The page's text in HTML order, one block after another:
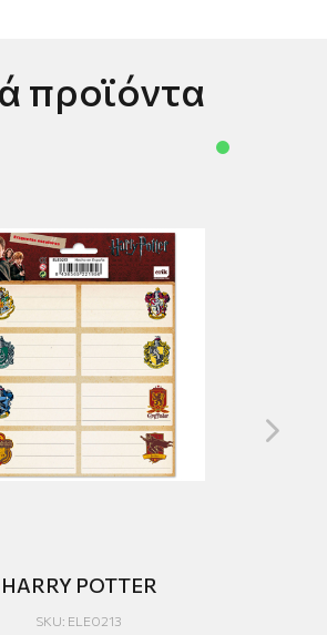
προϊόντα
HARRY POTTER
SKU: ELE0213